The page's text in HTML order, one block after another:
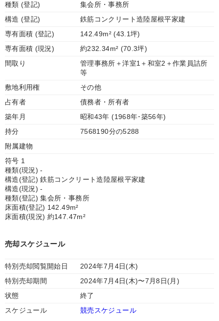
種類 (登記)
集会所・事務所
構造 (登記)
鉄筋コンクリート造陸屋根平家建
専有面積 (登記)
142.49m² (43.1坪)
専有面積 (現況)
約232.34m² (70.3坪)
間取り
管理事務所＋洋室1＋和室2＋作業員詰所
等
敷地利用権
その他
占有者
債務者・所有者
築年月
昭和43年 (1968年･築56年)
持分
7568190分の5288
附属建物
符号 1
種類(現況) -
構造(登記) 鉄筋コンクリート造陸屋根平家建
構造(現況) -
種類(登記) 集会所・事務所
床面積(登記) 142.49m²
床面積(現況) 約147.47m²
売却スケジュール
特別売却閲覧開始日
2024年7月4日(木)
特別売却期間
2024年7月4日(木)〜7月8日(月)
状態
終了
スケジュール
競売スケジュール